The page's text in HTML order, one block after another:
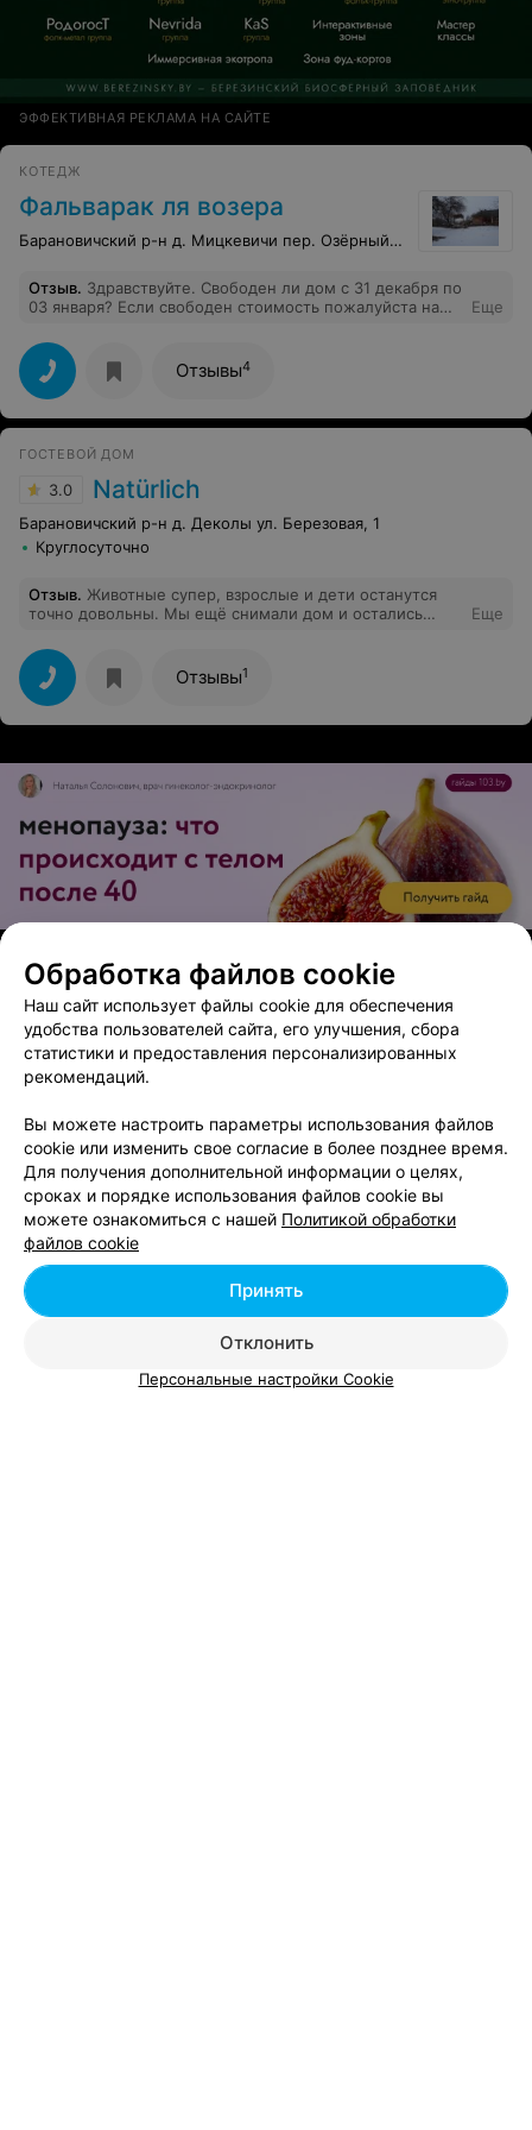
ЭФФЕКТИВНАЯ РЕКЛАМА НА САЙТЕ
КОТЕДЖ
Фальварaк ля возера
Барановичский р-н д. Мицкевичи пер. Озёрный, 2
Отзыв. Здравствуйте. Свободен ли дом с 31 декабря по
03 января? Если свободен стоимость пожалуйста на
Еще
Отзывы4
ГОСТЕВОЙ ДОМ
3.0 Natürlich
Барановичский р-н д. Деколы ул. Березовая, 1
Круглосуточно
Отзыв. Животные супер, взрослые и дети останутся
точно довольны. Мы ещё снимали дом и остались
гостей ничего не предусмотрено.
Еще
Отзывы1
АГРОУСАДЬБА
Панские пруды
Барановичский р-н д. Кузевичи Круглосуточно
КОТТЕДЖ
Золотая подкова
Обработка файлов cookie
Наш сайт использует файлы cookie для обеспечения
удобства пользователей сайта, его улучшения, сбора
статистики и предоставления персонализированных
рекомендаций.
Вы можете настроить параметры использования файлов
cookie или изменить свое согласие в более позднее время.
Для получения дополнительной информации о целях,
сроках и порядке использования файлов cookie вы
можете ознакомиться с нашей Политикой обработки
файлов cookie
Отклонить
Принять
Персональные настройки Cookie